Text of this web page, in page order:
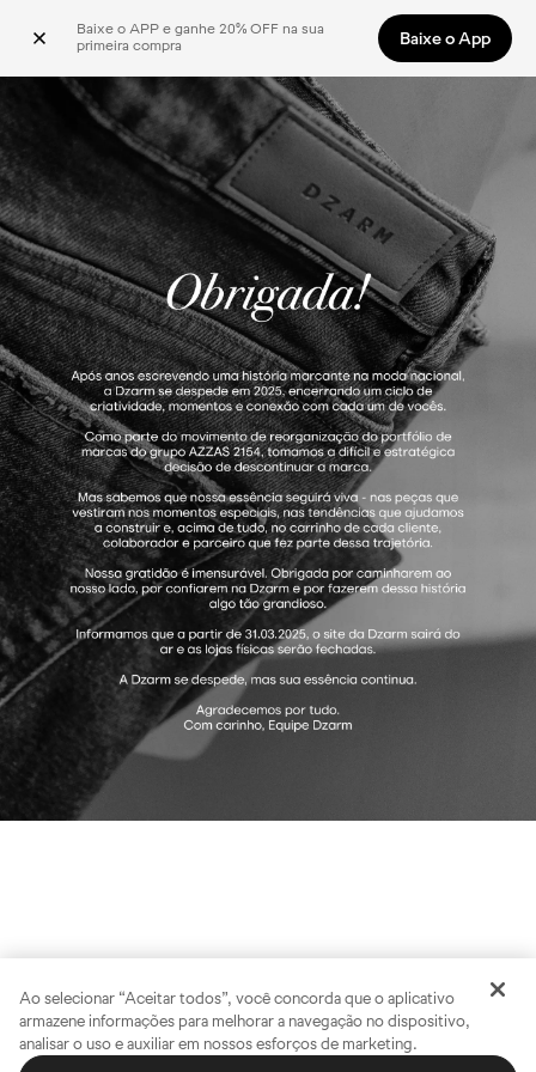
Baixe o APP e ganhe 20% OFF na sua
primeira compra
Baixe o App
Ao selecionar “Aceitar todos”, você concorda que o aplicativo
armazene informações para melhorar a navegação no dispositivo,
analisar o uso e auxiliar em nossos esforços de marketing.